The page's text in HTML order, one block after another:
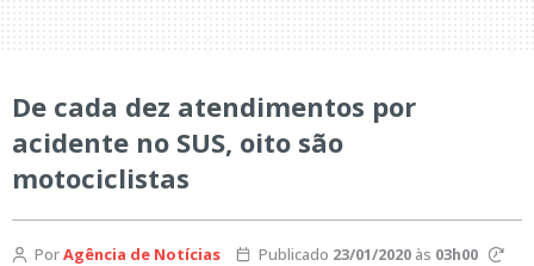
De cada dez atendimentos por
acidente no SUS, oito são
motociclistas
PorAgência de Notícias Publicado 23/01/2020às 03h00